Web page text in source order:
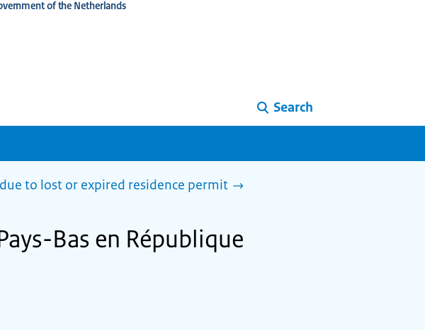
of the Netherlands
Search
to lost or expired residence permit
Bas en République